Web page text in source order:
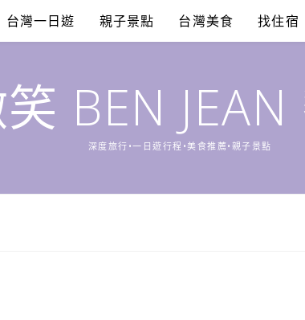
台灣一日遊 親子景點 台灣美食 找住宿
BEN
深度旅行•一日遊行程•美食推薦•親子景點